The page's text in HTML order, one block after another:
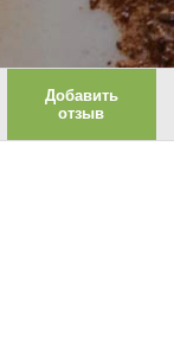
Добавить
отзыв